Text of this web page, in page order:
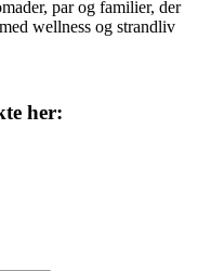
par og familier, der
wellness og strandliv
her: